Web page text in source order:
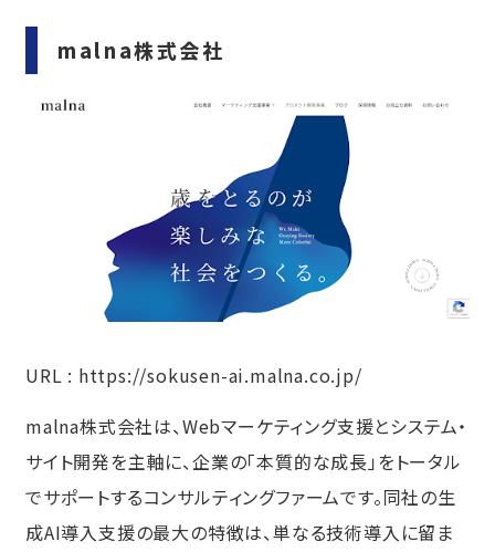
malna株式会社
URL : https://sokusen-ai.malna.co.jp/
malna株式会社は、Webマーケティング支援とシステム・
サイト開発を主軸に、企業の「本質的な成長」をトータル
でサポートするコンサルティングファームです。同社の生
成AI導入支援の最大の特徴は、単なる技術導入に留ま